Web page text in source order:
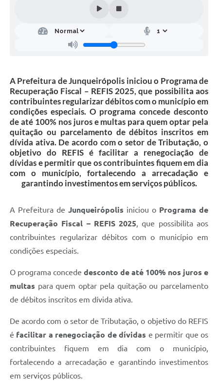
A Prefeitura de Junqueirópolis iniciou o Programa de
Recuperação Fiscal – REFIS 2025, que possibilita aos
contribuintes regularizar débitos com o município em
condições especiais. O programa concede desconto
de até 100% nos juros e multas para quem optar pela
quitação ou parcelamento de débitos inscritos em
dívida ativa. De acordo com o setor de Tributação, o
objetivo do REFIS é facilitar a renegociação de
dívidas e permitir que os contribuintes fiquem em dia
com o município, fortalecendo a arrecadação e
garantindo investimentos em serviços públicos.
A Prefeitura de Junqueirópolis iniciou o Programa de
Recuperação Fiscal – REFIS 2025, que possibilita aos
contribuintes regularizar débitos com o município em
condições especiais.
O programa concede desconto de até 100% nos juros e
multas para quem optar pela quitação ou parcelamento
de débitos inscritos em dívida ativa.
De acordo com o setor de Tributação, o objetivo do REFIS
é facilitar a renegociação de dívidas e permitir que os
contribuintes fiquem em dia com o município,
fortalecendo a arrecadação e garantindo investimentos
em serviços públicos.